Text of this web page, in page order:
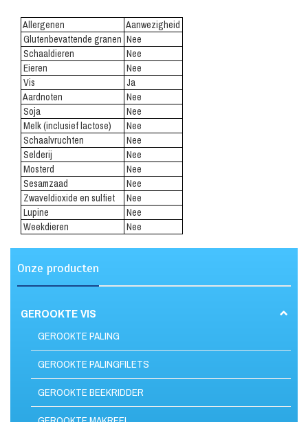
Allergenen Aanwezigheid
Glutenbevattende granen Nee
Schaaldieren
Nee
Eieren
Nee
Vis
Ja
Aardnoten
Nee
Soja
Nee
Melk (inclusief lactose)
Nee
Schaalvruchten
Nee
Selderij
Nee
Mosterd
Nee
Sesamzaad
Nee
Zwaveldioxide en sulfiet
Nee
Lupine
Nee
Weekdieren
Nee
Onze producten
GEROOKTE VIS
GEROOKTE PALING
GEROOKTE PALINGFILETS
GEROOKTE BEEKRIDDER